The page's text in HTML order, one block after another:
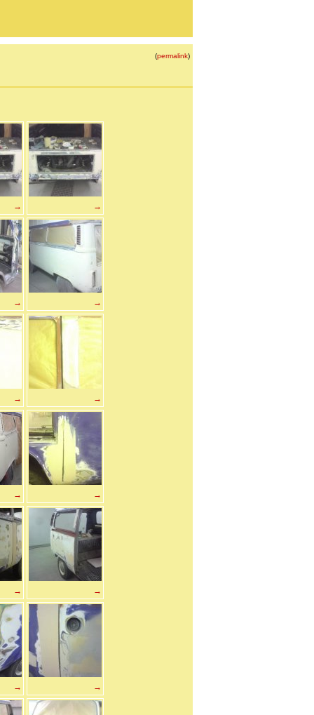
(permalink)
→ →
→ →
→ →
→ →
→ →
→ →